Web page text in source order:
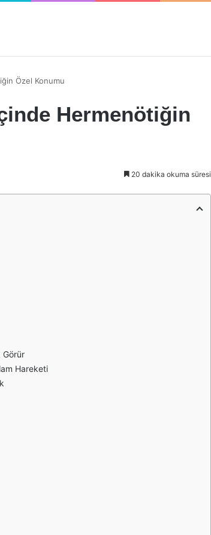
Özel Konumu
Hermenötiğin
20 dakika okuma süresi
Görür
Hareketi